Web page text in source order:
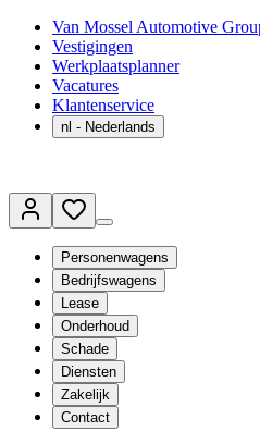
Van Mossel Automotive
Vestigingen
Werkplaatsplanner
Vacatures
Klantenservice
nl - Nederlands
Personenwagens
Bedrijfswagens
Lease
Onderhoud
Schade
Diensten
Zakelijk
Contact